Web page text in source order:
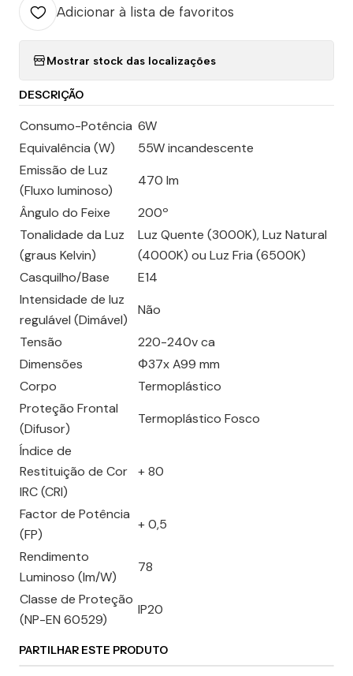
Adicionar à lista de favoritos
Mostrar stock das localizações
DESCRIÇÃO
Consumo-Potência 6W
Equivalência (W)
55W incandescente
Emissão de Luz
(Fluxo luminoso)
470 lm
Ângulo do Feixe
200º
Tonalidade da Luz
(graus Kelvin)
Luz Quente (3000K), Luz Natural
(4000K) ou Luz Fria (6500K)
Casquilho/Base
E14
Intensidade de luz
regulável (Dimável)
Não
Tensão
220-240v ca
Dimensões
Φ37x A99 mm
Corpo
Termoplástico
Proteção Frontal
(Difusor)
Termoplástico Fosco
Índice de
Restituição de Cor
IRC (CRI)
+ 80
Factor de Potência
(FP)
+ 0,5
Rendimento
Luminoso (lm/W)
78
Classe de Proteção
(NP-EN 60529)
IP20
PARTILHAR ESTE PRODUTO